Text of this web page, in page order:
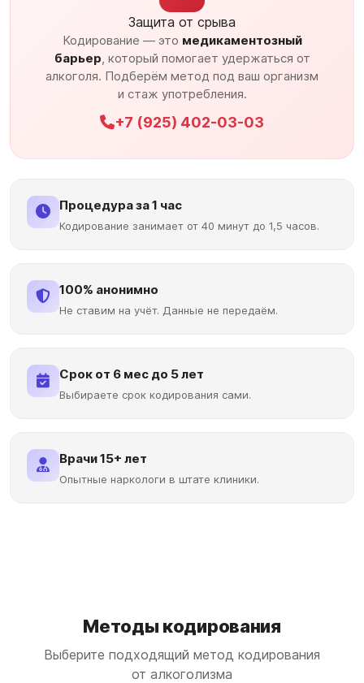
Защита от срыва
Кодирование — это медикаментозный
барьер, который помогает удержаться от
алкоголя. Подберём метод под ваш организм
и стаж употребления.
+7 (925) 402-03-03
Процедура за 1 час
Кодирование занимает от 40 минут до 1,5 часов.
100% анонимно
Не ставим на учёт. Данные не передаём.
Срок от 6 мес до 5 лет
Выбираете срок кодирования сами.
Врачи 15+ лет
Опытные наркологи в штате клиники.
Методы кодирования
Выберите подходящий метод кодирования
от алкоголизма